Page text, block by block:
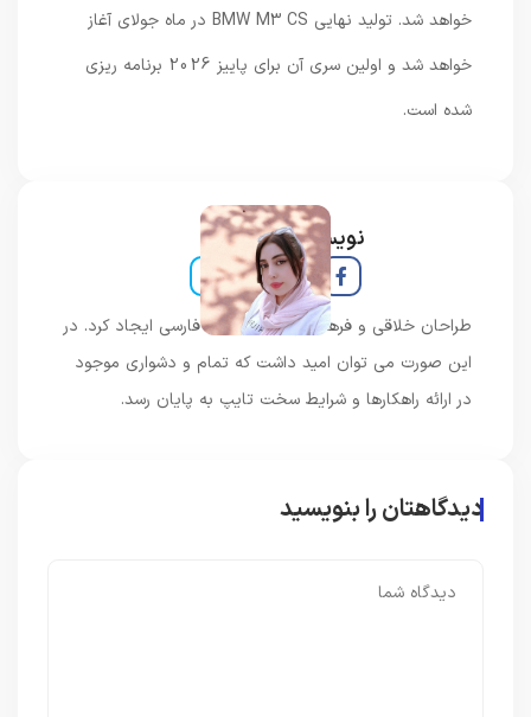
خواهد شد. تولید نهایی BMW M3 CS در ماه جولای آغاز
خواهد شد و اولین سری آن برای پاییز 2026 برنامه ریزی
شده است.
نویسنده و خبرنگار
طراحان خلاقی و فرهنگ پیشرو در زبان فارسی ایجاد کرد. در
این صورت می توان امید داشت که تمام و دشواری موجود
در ارائه راهکارها و شرایط سخت تایپ به پایان رسد.
دیدگاهتان را بنویسید